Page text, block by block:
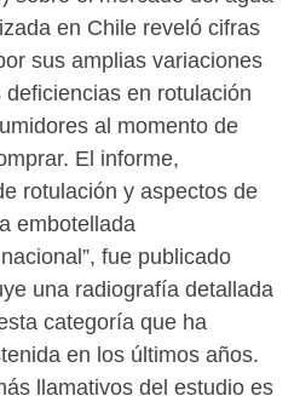
en Chile reveló cifras
sus amplias variaciones
en rotulación
al momento de
El informe,
rotulación y aspectos de
embotellada
fue publicado
una radiografía detallada
categoría que ha
en los últimos años.
llamativos del estudio es